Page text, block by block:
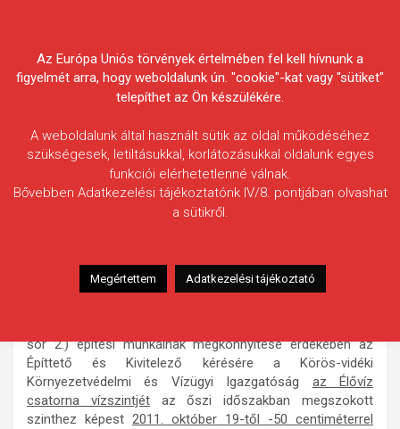
Egyesületek Szövetsége
HÍREK
Vízszintcsökkentés az Élővíz-
2011.10.24. morneo.it
sor 2.) építési munkáinak megkönnyítése érdekében az
Építtető és Kivitelező kérésére a Körös-vidéki
Környezetvédelmi és Vízügyi Igazgatóság az Élővíz
csatorna vízszintjétaz őszi időszakban megszokott
szinthez képest 2011. október 19-től -50 centiméterrel
Az Európa Uniós törvények értelmében fel kell hívnunk a
figyelmét arra, hogy weboldalunk ún. "cookie"-kat vagy "sütiket"
telepíthet az Ön készülékére.
A weboldalunk által használt sütik az oldal működéséhez
szükségesek, letiltásukkal, korlátozásukkal oldalunk egyes
funkciói elérhetetlenné válnak.
Bővebben Adatkezelési tájékoztatónk IV/8. pontjában olvashat
a sütikről.
Megértettem Adatkezelési tájékoztató